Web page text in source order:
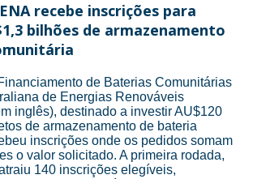
recebe inscrições para
bilhões de armazenamento
de Baterias Comunitárias
de Energias Renováveis
inglês), destinado a investir AU$120
de armazenamento de bateria
inscrições onde os pedidos somam
o valor solicitado. A primeira rodada,
140 inscrições elegíveis,